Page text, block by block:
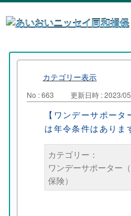
カテゴリー表示
No : 663 更新日時 : 2023/
【ワンデーサポー
は年令条件はありま
カテゴリー：
ワンデーサポーター
保険）